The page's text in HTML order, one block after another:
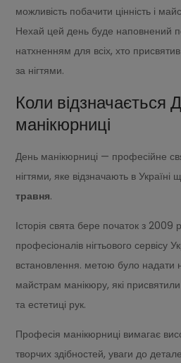
можливість побачити цінність і
Нехай цей день буде наповнений
натхненням для всіх, хто
за нігтями.
Коли відзначається
манікюрниці
День манікюрниці — професійне
нігтями, яке відзначають в Україні
травня.
Історія свята бере початок з 2009
професіоналів нігтьового сервісу
встановлення. метою було надати
майстрам манікюру, які
та естетиці рук.
Професія манікюрниці вимагає
творчих здібностей, уваги до